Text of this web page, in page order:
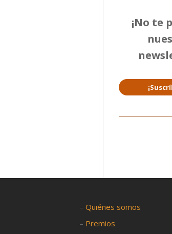
¡No te
–Quiénes somos
– Premios